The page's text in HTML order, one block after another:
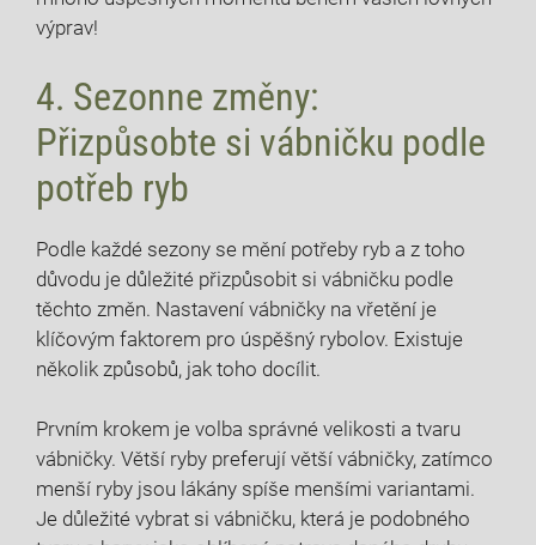
výprav!
4.‌ Sezonne změny:
Přizpůsobte si‍ vábničku⁤ podle⁤
potřeb⁢ ryb
Podle každé sezony se mění potřeby ryb a z toho
důvodu je důležité přizpůsobit si vábničku podle
těchto změn. Nastavení‍ vábničky na vřetění je
klíčovým faktorem pro úspěšný rybolov. Existuje
několik způsobů, jak toho docílit.
Prvním krokem je volba správné velikosti⁣ a tvaru
vábničky. Větší ryby preferují větší vábničky, zatímco
menší ryby jsou lákány spíše menšími variantami.
Je důležité vybrat si ‍vábničku, která⁢ je podobného